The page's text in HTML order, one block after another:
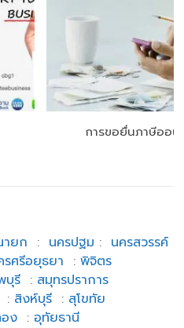
การขอยื่นภาษีออน
ายก : นครปฐม : นครสวรรค์
รศรีอยุธยา :พิจิตร
บุรี : สมุทรปราการ
: สิงห์บุรี : สุโขทัย
ง : อุทัยธานี